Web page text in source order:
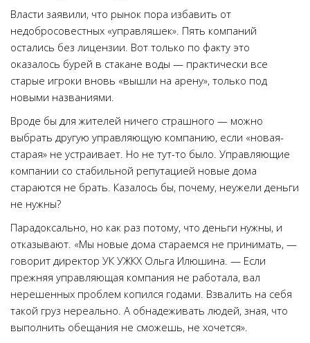
Власти заявили, что рынок пора избавить от
недобросовестных «управляшек». Пять компаний
остались без лицензии. Вот только по факту это
оказалось бурей в стакане воды — практически все
старые игроки вновь «вышли на арену», только под
новыми названиями.
Вроде бы для жителей ничего страшного — можно
выбрать другую управляющую компанию, если «новая-
старая» не устраивает. Но не тут-то было. Управляющие
компании со стабильной репутацией новые дома
стараются не брать. Казалось бы, почему, неужели деньги
не нужны?
Парадоксально, но как раз потому, что деньги нужны, и
отказывают. «Мы новые дома стараемся не принимать, —
говорит директор УК УЖКХ Ольга Илюшина. — Если
прежняя управляющая компания не работала, вал
нерешенных проблем копился годами. Взвалить на себя
такой груз нереально. А обнадеживать людей, зная, что
выполнить обещания не сможешь, не хочется».